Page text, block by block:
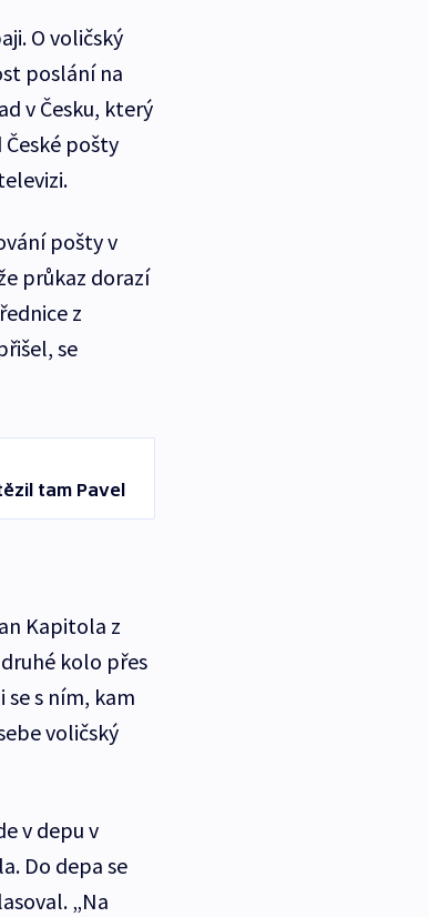
O voličský
poslání na
v Česku, který
pošty
pošty v
průkaz dorazí
z
se
tam Pavel
Kapitola z
kolo přes
s ním, kam
voličský
v depu v
Do depa se
„Na